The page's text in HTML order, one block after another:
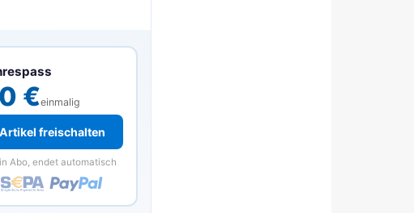
€einmalig
Artikel freischalten
Abo, endet automatisch